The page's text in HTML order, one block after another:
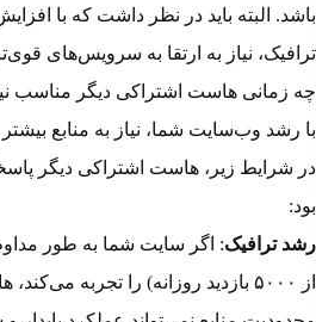
باشد. البته باید در نظر داشت که با
ترافیک، نیاز به ارتقا به سرویس‌های
چه زمانی هاست اشتراکی دیگر مناسب
با رشد وب‌سایت شما، نیاز به منابع بیشتر
در شرایط زیر، هاست اشتراکی دیگر
بود:
رشد ترافیک: اگر سایت شما به طور مداوم
از ۵۰۰۰ بازدید روزانه) را تجربه